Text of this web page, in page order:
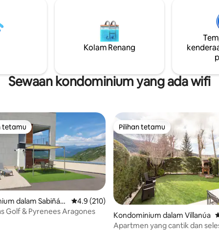
dayung, padang bola sepak
kawasan permainan
kelab sosial, dll.
percuma ke cerun
bila masa sepanjang tahun.
di tebing takungan air,
semula jadi yang indah,
dengan sempadan dengan
tepi pelabuhan El Portalet.
Kolam Renang
Sewaan kondominium yang ada wifi
tetamu
tetamu
dalam Sabiñáni
Penarafan purata 4.9 daripada 5, 210 ulasan
4.9 (210)
Golf & Pyrenees Aragones
Pilihan tetamu
Pilihan tetamu
Kondominium dalam Villanúa
Apartmen yang cantik dan